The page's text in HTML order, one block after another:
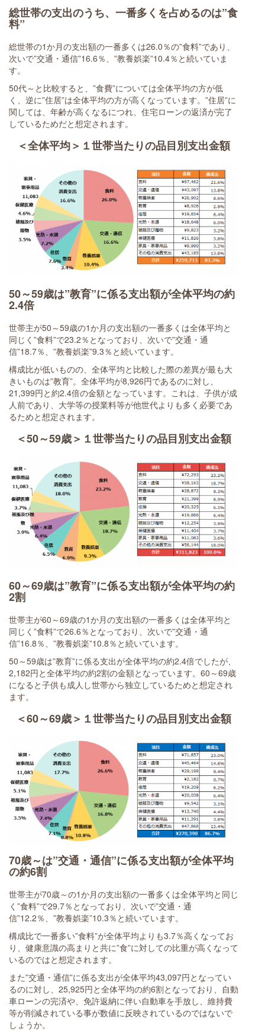
総世帯の支出のうち、一番多くを占めるのは”食
料”
総世帯の1か月の支出額の一番多くは26.0％の”食料”であり、
次いで”交通・通信”16.6％、”教養娯楽”10.4％と続いていま
す。
50代～と比較すると、”食費”については全体平均の方が低
く、逆に”住居”は全体平均の方が高くなっています。”住居”に
関しては、年齢が高くなるにつれ、住宅ローンの返済が完了
しているためだと想定されます。
＜全体平均＞１世帯当たりの品目別支出金額
50～59歳は”教育”に係る支出額が全体平均の約
2.4倍
世帯主が50～59歳の1か月の支出額の一番多くは全体平均と
同じく”食料”で23.2％となっており、次いで”交通・通
信”18.7％、”教養娯楽”9.3％と続いています。
構成比が低いものの、全体平均と比較した際の差異が最も大
きいものは”教育”。全体平均が8,926円であるのに対し、
21,399円と約2.4倍の金額となっています。これは、子供が成
人前であり、大学等の授業料等が他世代よりも多く必要であ
るためと想定されます。
＜50～59歳＞１世帯当たりの品目別支出金額
60～69歳は”教育”に係る支出額が全体平均の約
2割
世帯主が60～69歳の1か月の支出額の一番多くは全体平均と
同じく”食料”で26.6％となっており、次いで”交通・通
信”16.8％、”教養娯楽”10.8％と続いています。
50～59歳は”教育”に係る支出が全体平均の約2.4倍でしたが、
2,182円と全体平均の約2割の金額となっています。60～69歳
になると子供も成人し世帯から独立しているためと想定され
ます。
＜60～69歳＞１世帯当たりの品目別支出金額
70歳～は”交通・通信”に係る支出額が全体平均
の約6割
世帯主が70歳～の1か月の支出額の一番多くは全体平均と同じ
く”食料”で29.7％となっており、次いで”交通・通
信”12.2％、”教養娯楽”10.3％と続いています。
構成比で一番多い”食料”が全体平均よりも3.7％高くなってお
り、健康意識の高まりと共に”食”に対しての比重が高くなって
いるのではと想定されます。
また”交通・通信”に係る支出が全体平均43,097円となってい
るのに対し、25,925円と全体平均の約6割となっており、自動
車ローンの完済や、免許返納に伴い自動車を手放し、維持費
等が削減されている事が数値に反映されているのではないで
しょうか。